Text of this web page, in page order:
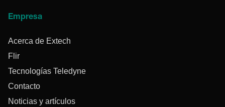
Empresa
Acerca de Extech
Flir
Tecnologías Teledyne
Contacto
Noticias y artículos